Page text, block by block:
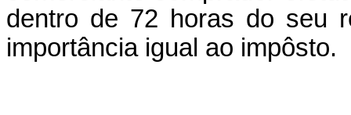
dentro de 72 horas do seu
importância igual ao impôsto.